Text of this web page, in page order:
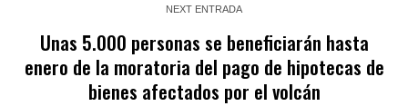
NEXT ENTRADA
Unas 5.000 personas se beneficiarán hasta
enero de la moratoria del pago de hipotecas de
bienes afectados por el volcán